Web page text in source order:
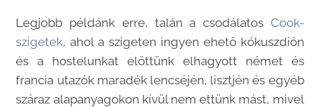
Legjobb példánk erre, talán a csodálatos Cook-
szigetek, ahol a szigeten ingyen ehető kókuszdión
és a hostelunkat előttünk elhagyott német és
francia utazók maradék lencséjén, lisztjén és egyéb
száraz alapanyagokon kívül nem ettünk mást, mivel